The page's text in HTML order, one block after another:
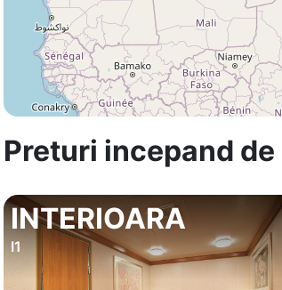
Preturi incepand de
INTERIOARA
I1